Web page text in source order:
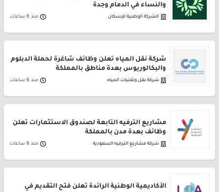
والنساء في الدمام وجدة
الشركة الوطنية للإسكان منذ 8 ساعات
شركة نقل المياه تعلن وظائف شاغرة لحملة الدبلوم
والبكالوريوس بعدة مناطق بالمملكة
شركة نقل وتقنيات المياه منذ 8 ساعات
مشاريع الترفيه التابعة لصندوق الاستثمارات تعلن
وظائف بعدة مدن بالمملكة
شركة مشاريع الترفيه السعودية منذ 8 ساعات
الأكاديمية الوطنية الرائدة تعلن فتح التقديم في